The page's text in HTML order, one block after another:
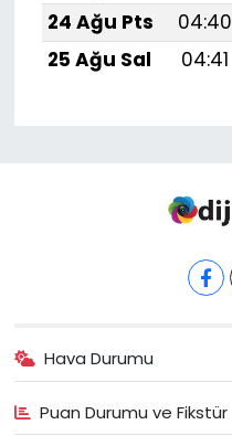
24 Ağu Pts
04:40
25 Ağu Sal
04:41
Hava Durumu
Puan Durumu ve Fikstür